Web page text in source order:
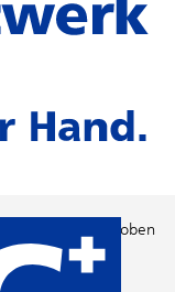
Nach oben